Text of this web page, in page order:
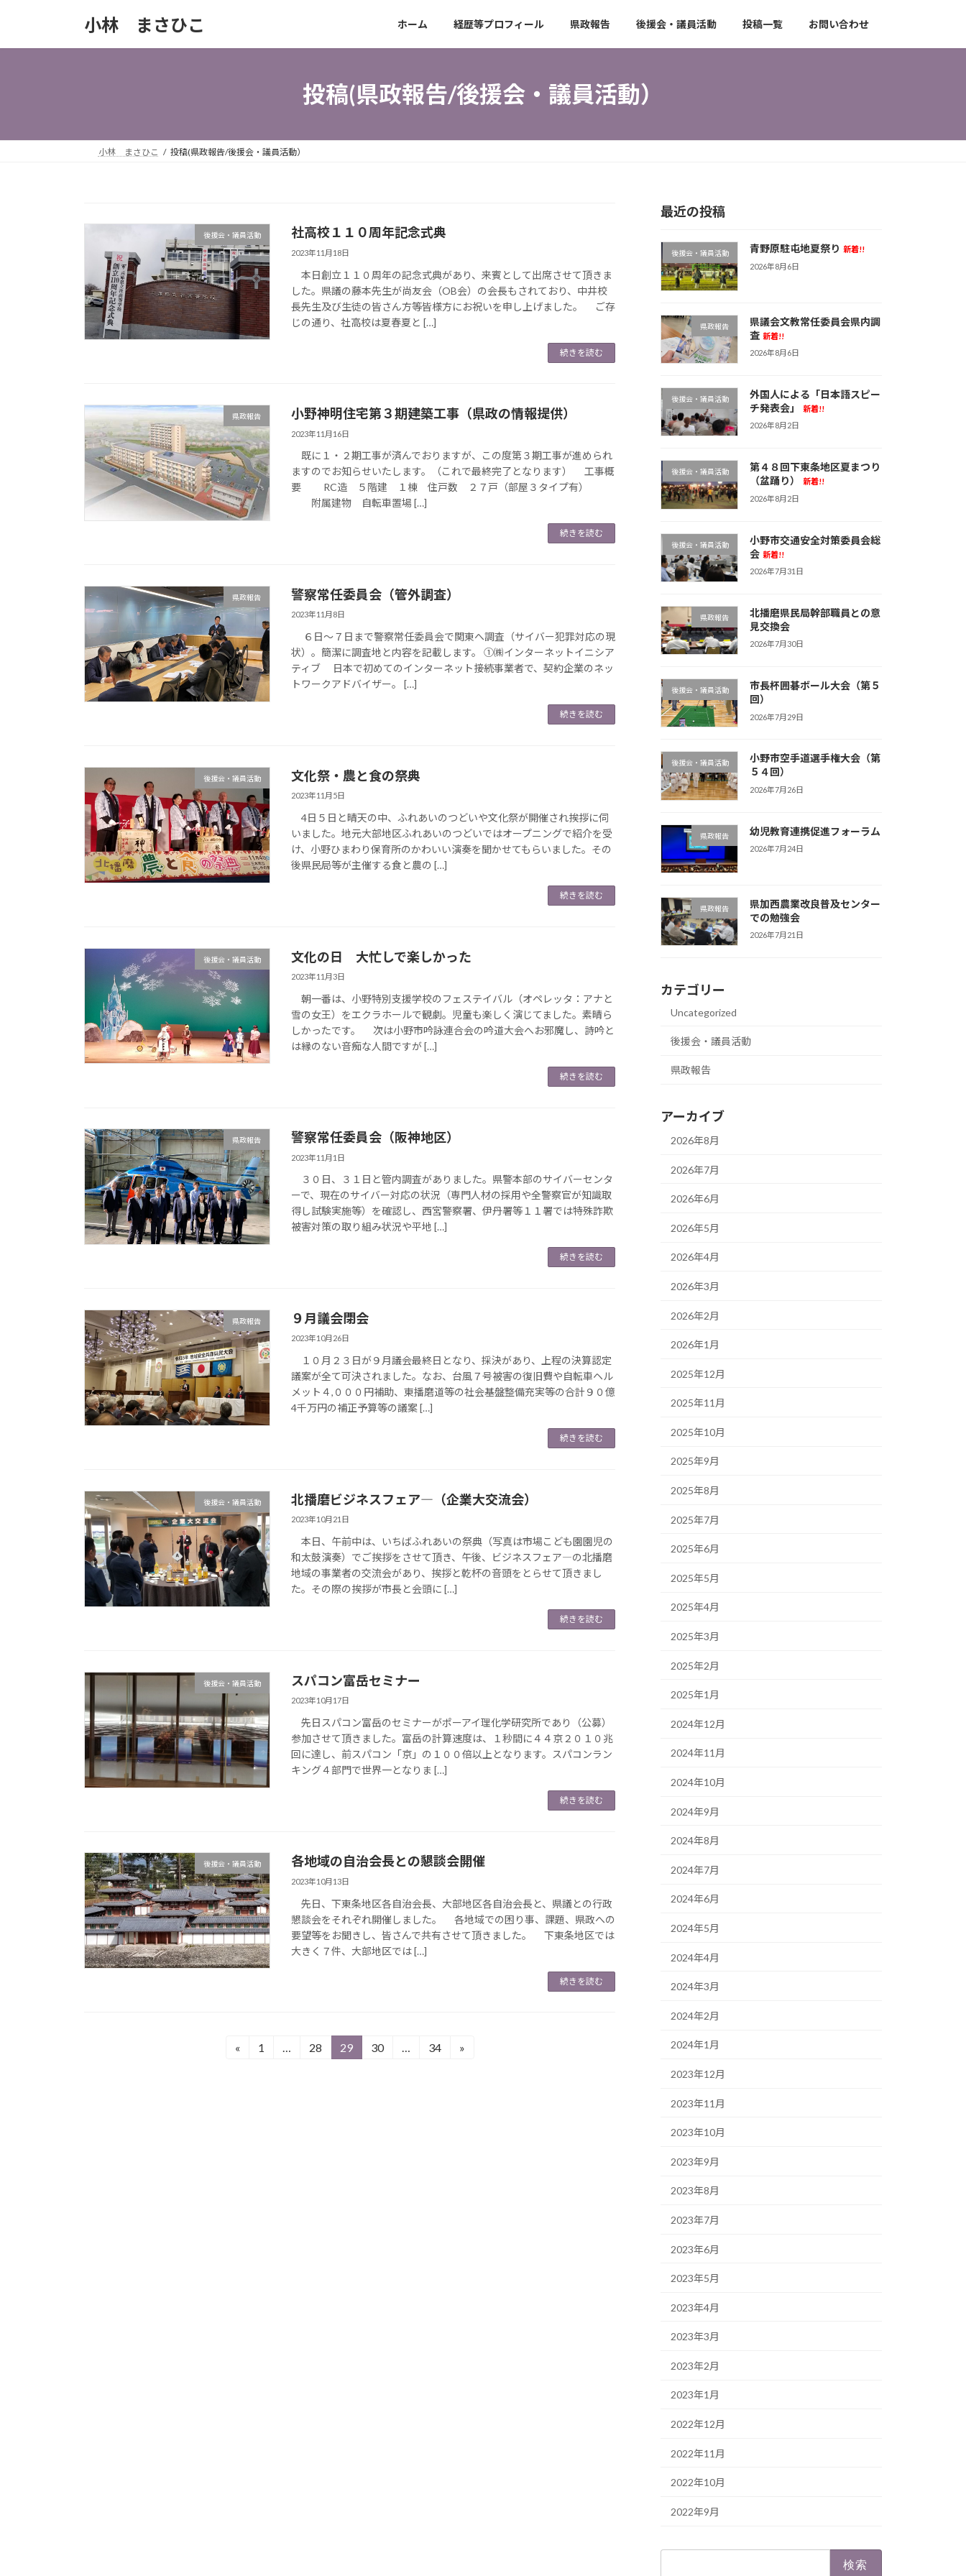
小林 まさひこ ホーム 経歴等プロフィール 県政報告 後援会・議員活動 投稿一覧 お問い合わせ
投稿(県政報告/後援会・議員活動）
小林 まさひこ 投稿(県政報告/後援会・議員活動）
後援会・議員活動 社高校１１０周年記念式典
2023年11月18日
本日創立１１０周年の記念式典があり、来賓として出席させて頂きま
した。県議の藤本先生が尚友会（OB会）の会長もされており、中井校
長先生及び生徒の皆さん方等皆様方にお祝いを申し上げました。 ご存
じの通り、社高校は夏春夏と […]
続きを読む
県政報告 小野神明住宅第３期建築工事（県政の情報提供）
2023年11月16日
既に１・２期工事が済んでおりますが、この度第３期工事が進められ
ますのでお知らせいたします。（これで最終完了となります） 工事概
要 RC造 ５階建 １棟 住戸数 ２７戸（部屋３タイプ有）
附属建物 自転車置場 […]
続きを読む
県政報告 警察常任委員会（管外調査）
2023年11月8日
６日～７日まで警察常任委員会で関東へ調査（サイバー犯罪対応の現
状）。簡潔に調査地と内容を記載します。 ①㈱インターネットイニシア
ティブ 日本で初めてのインターネット接続事業者で、契約企業のネッ
トワークアドバイザー。 […]
続きを読む
後援会・議員活動 文化祭・農と食の祭典
2023年11月5日
4日５日と晴天の中、ふれあいのつどいや文化祭が開催され挨拶に伺
いました。地元大部地区ふれあいのつどいではオープニングで紹介を受
け、小野ひまわり保育所のかわいい演奏を聞かせてもらいました。その
後県民局等が主催する食と農の […]
続きを読む
後援会・議員活動 文化の日 大忙しで楽しかった
2023年11月3日
朝一番は、小野特別支援学校のフェステイバル（オペレッタ：アナと
雪の女王）をエクラホールで観劇。児童も楽しく演じてました。素晴ら
しかったです。 次は小野市吟詠連合会の吟道大会へお邪魔し、詩吟と
は縁のない音痴な人間ですが […]
続きを読む
県政報告 警察常任委員会（阪神地区）
2023年11月1日
３０日、３１日と管内調査がありました。県警本部のサイバーセンタ
ーで、現在のサイバー対応の状況（専門人材の採用や全警察官が知識取
得し試験実施等）を確認し、西宮警察署、伊丹署等１１署では特殊詐欺
被害対策の取り組み状況や平地 […]
続きを読む
県政報告 ９月議会閉会
2023年10月26日
１０月２３日が９月議会最終日となり、採決があり、上程の決算認定
議案が全て可決されました。なお、台風７号被害の復旧費や自転車ヘル
メット４,０００円補助、東播磨道等の社会基盤整備充実等の合計９０億
4千万円の補正予算等の議案 […]
続きを読む
後援会・議員活動 北播磨ビジネスフェア―（企業大交流会）
2023年10月21日
本日、午前中は、いちばふれあいの祭典（写真は市場こども園園児の
和太鼓演奏）でご挨拶をさせて頂き、午後、ビジネスフェア―の北播磨
地域の事業者の交流会があり、挨拶と乾杯の音頭をとらせて頂きまし
た。その際の挨拶が市長と会頭に […]
続きを読む
後援会・議員活動 スパコン富岳セミナー
2023年10月17日
先日スパコン富岳のセミナーがポーアイ理化学研究所であり（公募）
参加させて頂きました。富岳の計算速度は、１秒間に４４京２０１０兆
回に達し、前スパコン「京」の１００倍以上となります。スパコンラン
キング４部門で世界一となりま […]
続きを読む
後援会・議員活動 各地域の自治会長との懇談会開催
2023年10月13日
先日、下東条地区各自治会長、大部地区各自治会長と、県議との行政
懇談会をそれぞれ開催しました。 各地域での困り事、課題、県政への
要望等をお聞きし、皆さんで共有させて頂きました。 下東条地区では
大きく７件、大部地区では […]
続きを読む
«
固
1 …
固
28
固
29
固
30 …
固
34 »
最近の投稿
後援会・議員活動 青野原駐屯地夏祭り 新着!!
2026年8月6日
県政報告
県議会文教常任委員会県内調
査 新着!!
2026年8月6日
後援会・議員活動
外国人による「日本語スピー
チ発表会」
新着!!
2026年8月2日
後援会・議員活動
第４８回下東条地区夏まつり
（盆踊り）
新着!!
2026年8月2日
後援会・議員活動
小野市交通安全対策委員会総
会 新着!!
2026年7月31日
県政報告
北播磨県民局幹部職員との意
見交換会
2026年7月30日
後援会・議員活動
市長杯囲碁ボール大会（第５
回）
2026年7月29日
後援会・議員活動
小野市空手道選手権大会（第
５４回）
2026年7月26日
県政報告 幼児教育連携促進フォーラム
2026年7月24日
県政報告
県加西農業改良普及センター
での勉強会
2026年7月21日
カテゴリー
Uncategorized
後援会・議員活動
県政報告
アーカイブ
2026年8月
2026年7月
2026年6月
2026年5月
2026年4月
2026年3月
2026年2月
2026年1月
2025年12月
2025年11月
2025年10月
2025年9月
2025年8月
2025年7月
2025年6月
2025年5月
2025年4月
2025年3月
2025年2月
2025年1月
2024年12月
2024年11月
2024年10月
2024年9月
2024年8月
2024年7月
2024年6月
2024年5月
2024年4月
2024年3月
2024年2月
2024年1月
2023年12月
2023年11月
2023年10月
2023年9月
2023年8月
2023年7月
2023年6月
2023年5月
2023年4月
2023年3月
2023年2月
2023年1月
2022年12月
2022年11月
2022年10月
2022年9月